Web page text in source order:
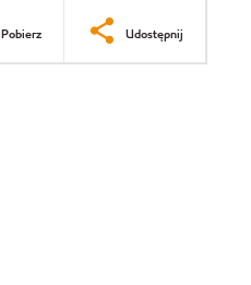
Pobierz Udostępnij